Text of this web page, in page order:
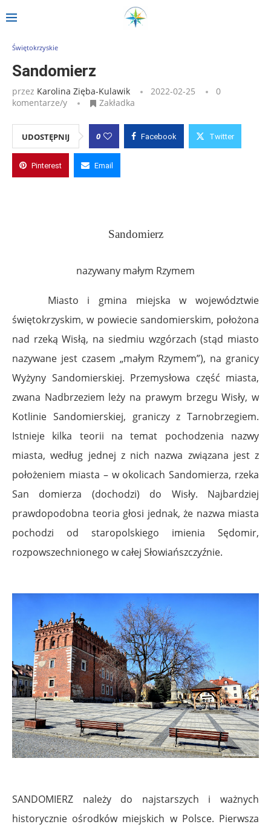
Strona główna Sandomierz
Świętokrzyskie
Sandomierz
przez Karolina Zięba-Kulawik 2022-02-25
0
komentarze/y
Zakładka
UDOSTĘPNIJ 0 Facebook Twitter
Pinterest Email
Sandomierz
nazywany małym Rzymem
Miasto i gmina miejska w województwie
świętokrzyskim, w powiecie sandomierskim, położona
nad rzeką Wisłą, na siedmiu wzgórzach (stąd miasto
nazywane jest czasem „małym Rzymem”), na granicy
Wyżyny Sandomierskiej. Przemysłowa część miasta,
zwana Nadbrzeziem leży na prawym brzegu Wisły, w
Kotlinie Sandomierskiej, graniczy z Tarnobrzegiem.
Istnieje kilka teorii na temat pochodzenia nazwy
miasta, według jednej z nich nazwa związana jest z
położeniem miasta – w okolicach Sandomierza, rzeka
San domierza (dochodzi) do Wisły. Najbardziej
prawdopodobna teoria głosi jednak, że nazwa miasta
pochodzi od staropolskiego imienia Sędomir,
rozpowszechnionego w całej Słowiańszczyźnie.
SANDOMIERZ należy do najstarszych i ważnych
historycznie ośrodków miejskich w Polsce. Pierwsza